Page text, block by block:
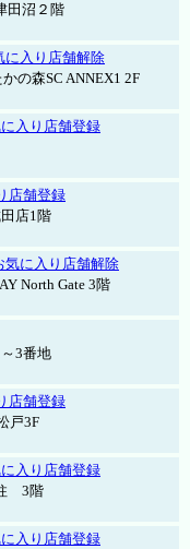
田沼２階
に入り店舗解除
の森SC ANNEX1 2F
入り店舗登録
店舗登録
店1階
気に入り店舗解除
North Gate 3階
3番地
店舗登録
戸3F
入り店舗登録
3階
入り店舗登録